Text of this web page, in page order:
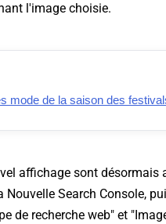
l'image choisie.
mode de la saison des
affichage sont désormais
Search Console,
de recherche web" et